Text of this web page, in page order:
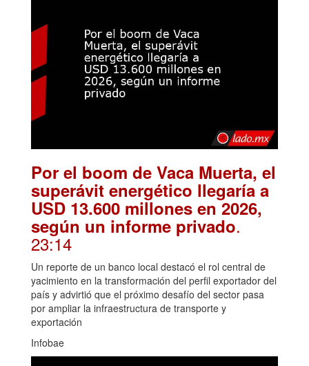
Por el boom de Vaca Muerta, el
superávit energético llegaría a
USD 13.600 millones en 2026,
según un informe privado.
23:14
Un reporte de un banco local destacó el rol central de
yacimiento en la transformación del perfil exportador del
país y advirtió que el próximo desafío del sector pasa
por ampliar la infraestructura de transporte y
exportación
Infobae